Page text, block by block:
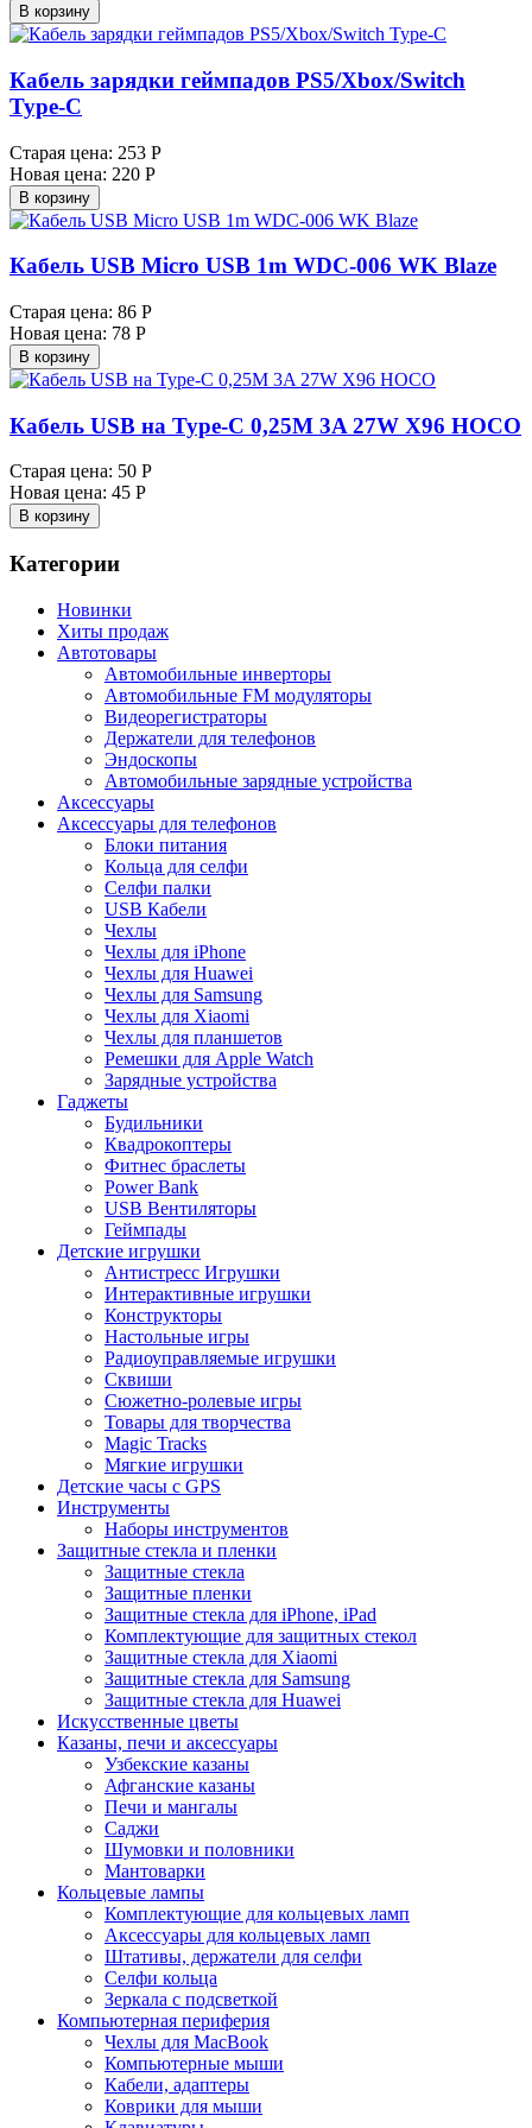
В корзину
Кабель зарядки геймпадов PS5/Xbox/Switch
Type-C
Старая цена: 253 Р
Новая цена: 220 Р
В корзину
Кабель USB Micro USB 1m WDC-006 WK Blaze
Старая цена: 86 Р
Новая цена: 78 Р
В корзину
Кабель USB на Type-C 0,25M 3A 27W X96 HOCO
Старая цена: 50 Р
Новая цена: 45 Р
В корзину
Категории
Новинки
Хиты продаж
Автотовары
Автомобильные инверторы
Автомобильные FM модуляторы
Видеорегистраторы
Держатели для телефонов
Эндоскопы
Автомобильные зарядные устройства
Аксессуары
Аксессуары для телефонов
Блоки питания
Кольца для селфи
Селфи палки
USB Кабели
Чехлы
Чехлы для iPhone
Чехлы для Huawei
Чехлы для Samsung
Чехлы для Xiaomi
Чехлы для планшетов
Ремешки для Apple Watch
Зарядные устройства
Гаджеты
Будильники
Квадрокоптеры
Фитнес браслеты
Power Bank
USB Вентиляторы
Геймпады
Детские игрушки
Антистресс Игрушки
Интерактивные игрушки
Конструкторы
Настольные игры
Радиоуправляемые игрушки
Сквиши
Сюжетно-ролевые игры
Товары для творчества
Magic Tracks
Мягкие игрушки
Детские часы с GPS
Инструменты
Наборы инструментов
Защитные стекла и пленки
Защитные стекла
Защитные пленки
Защитные стекла для iPhone, iPad
Комплектующие для защитных стекол
Защитные стекла для Xiaomi
Защитные стекла для Samsung
Защитные стекла для Huawei
Искусственные цветы
Казаны, печи и аксессуары
Узбекские казаны
Афганские казаны
Печи и мангалы
Саджи
Шумовки и половники
Мантоварки
Кольцевые лампы
Комплектующие для кольцевых ламп
Аксессуары для кольцевых ламп
Штативы, держатели для селфи
Селфи кольца
Зеркала с подсветкой
Компьютерная периферия
Чехлы для MacBook
Компьютерные мыши
Кабели, адаптеры
Коврики для мыши